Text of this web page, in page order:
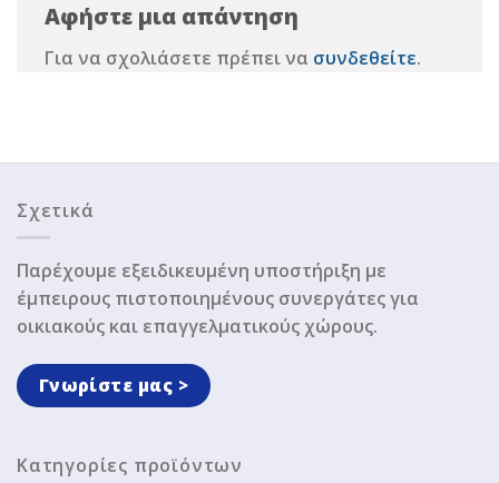
Αφήστε μια απάντηση
Για να σχολιάσετε πρέπει να συνδεθείτε.
Σχετικά
Παρέχουμε εξειδικευμένη υποστήριξη με
έμπειρους πιστοποιημένους συνεργάτες για
οικιακούς και επαγγελματικούς χώρους.
Γνωρίστε μας >
Κατηγορίες προϊόντων